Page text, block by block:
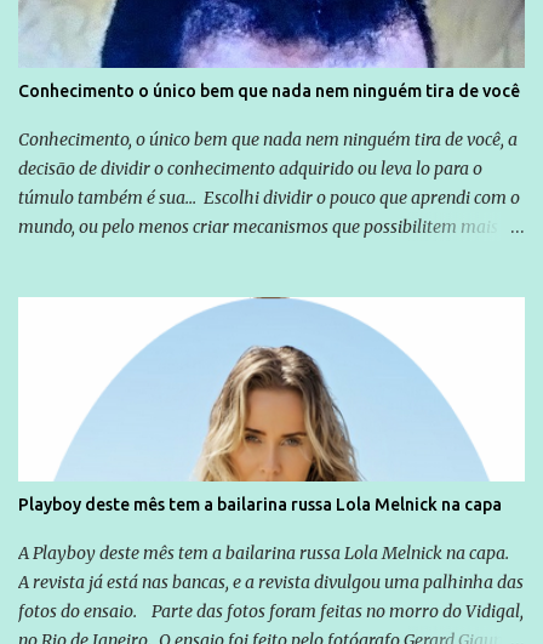
Conhecimento o único bem que nada nem ninguém tira de você
Conhecimento, o único bem que nada nem ninguém tira de você, a
decisão de dividir o conhecimento adquirido ou leva lo para o
túmulo também é sua... Escolhi dividir o pouco que aprendi com o
mundo, ou pelo menos criar mecanismos que possibilitem mais e
empreendedor da comunicação, que além de informação
cotidiana, corriqueira e cada vez mais preocupantes, do tipo que
você já esta acostumado a ver neste espaço, vou trabalhar a ideia
que possibilite distribuir não só informações, mas que gere de
forma consistente a riqueza do conhecimento... Exemplo: o
cidadão brasileiro não precisa só ser informado sobre operações
da Lava Jato, Reformas que podem retirar ou não direitos, ou
quem vai ser preso ou não; é preciso levar até as pessoas, do mais
simples ao mais burguês, o que diz a nossa Constituição, quais são
seus direitos e deveres em ...
Playboy deste mês tem a bailarina russa Lola Melnick na capa
A Playboy deste mês tem a bailarina russa Lola Melnick na capa.
A revista já está nas bancas, e a revista divulgou uma palhinha das
fotos do ensaio. Parte das fotos foram feitas no morro do Vidigal,